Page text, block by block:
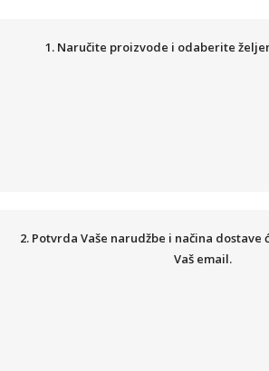
1. Naručite proizvode i odaberite
2. Potvrda Vaše narudžbe i načina dostave
Vaš email.